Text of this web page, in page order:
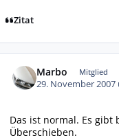
Zitat
Marbo Mitglied
29. November 2007
Das ist normal. Es gibt
Überschieben.